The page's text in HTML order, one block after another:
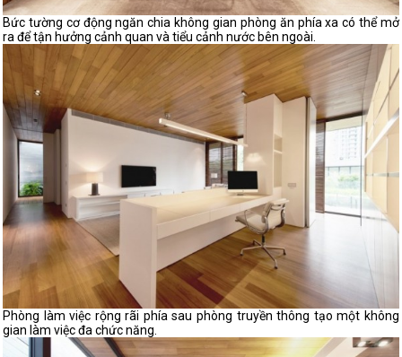
Bức tường cơ động ngăn chia không gian phòng ăn phía xa có thể mở
ra để tận hưởng cảnh quan và tiểu cảnh nước bên ngoài.
Phòng làm việc rộng rãi phía sau phòng truyền thông tạo một không
gian làm việc đa chức năng.